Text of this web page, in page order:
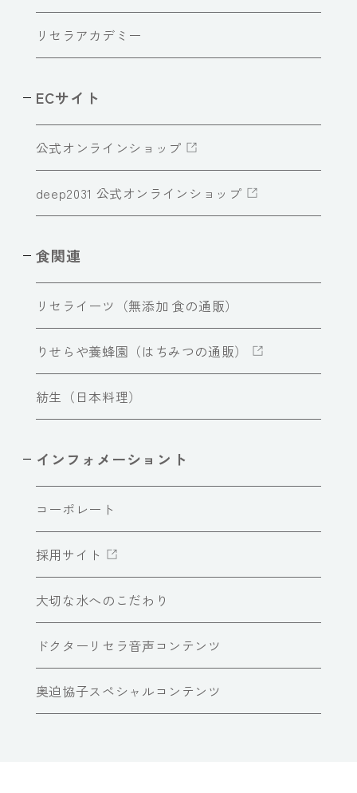
リセラアカデミー
ECサイト
公式オンラインショップ
deep2031 公式オンラインショップ
食関連
リセライーツ（無添加 食の通販）
りせらや養蜂園（はちみつの通販）
紡生（日本料理）
インフォメーショント
コーポレート
採用サイト
大切な水へのこだわり
ドクターリセラ音声コンテンツ
奥迫協子スペシャルコンテンツ